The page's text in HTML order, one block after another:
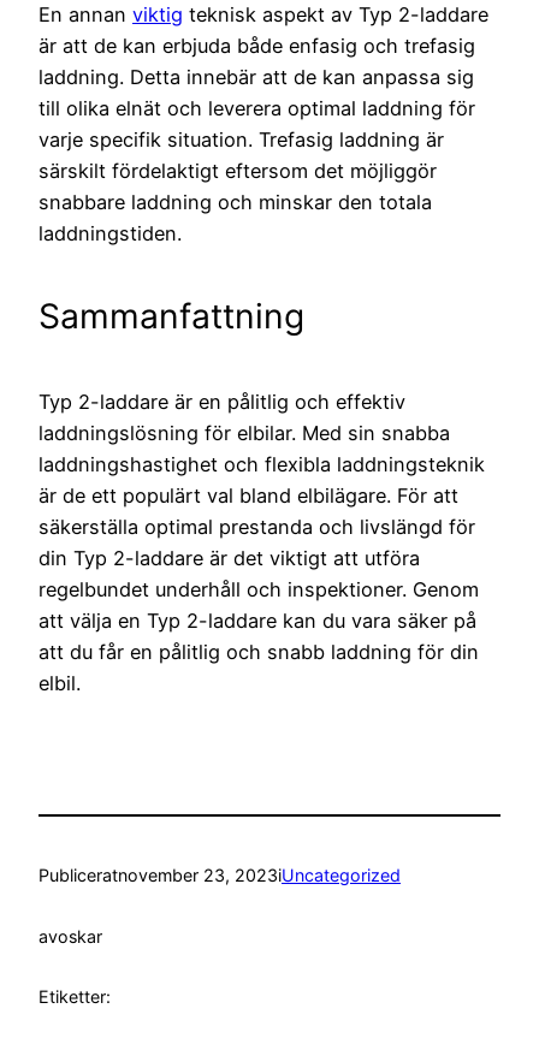
En annan viktig teknisk aspekt av Typ 2-laddare
är att de kan erbjuda både enfasig och trefasig
laddning. Detta innebär att de kan anpassa sig
till olika elnät och leverera optimal laddning för
varje specifik situation. Trefasig laddning är
särskilt fördelaktigt eftersom det möjliggör
snabbare laddning och minskar den totala
laddningstiden.
Sammanfattning
Typ 2-laddare är en pålitlig och effektiv
laddningslösning för elbilar. Med sin snabba
laddningshastighet och flexibla laddningsteknik
är de ett populärt val bland elbilägare. För att
säkerställa optimal prestanda och livslängd för
din Typ 2-laddare är det viktigt att utföra
regelbundet underhåll och inspektioner. Genom
att välja en Typ 2-laddare kan du vara säker på
att du får en pålitlig och snabb laddning för din
elbil.
Publiceratnovember 23, 2023iUncategorized
avoskar
Etiketter: